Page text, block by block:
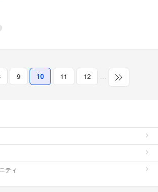
9 10 11 12 …
ティ